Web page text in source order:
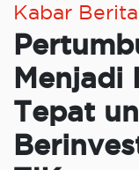
Kabar Berita
Menjadi
Tepat